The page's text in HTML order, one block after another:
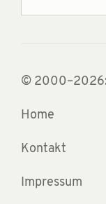
© 2000–2026:
Home
Kontakt
Impressum